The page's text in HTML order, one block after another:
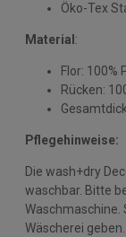
Öko-Tex
Material :
Flor: 100%
Rücken:
Pflegehinweise:
Die wash+dry
waschbar. Bitte
Waschmaschine.
Wäscherei